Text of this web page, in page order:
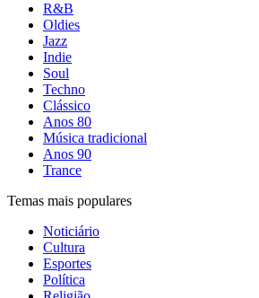
R&B
Oldies
Jazz
Indie
Soul
Techno
Clássico
Anos 80
Música tradicional
Anos 90
Trance
Temas mais populares
Noticiário
Cultura
Esportes
Política